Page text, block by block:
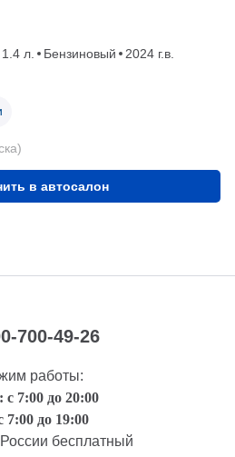
1.4 л. Бензиновый
2024 г.в.
в автосалон
700-49-26
работы:
с 7:00 до 20:00
7:00 до 19:00
бесплатный